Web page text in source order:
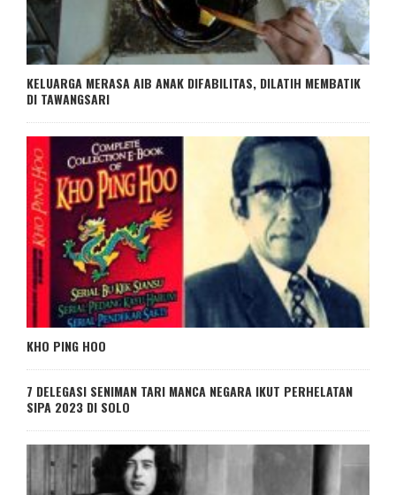
KELUARGA MERASA AIB ANAK DIFABILITAS, DILATIH MEMBATIK
DI TAWANGSARI
KHO PING HOO
7 DELEGASI SENIMAN TARI MANCA NEGARA IKUT PERHELATAN
SIPA 2023 DI SOLO